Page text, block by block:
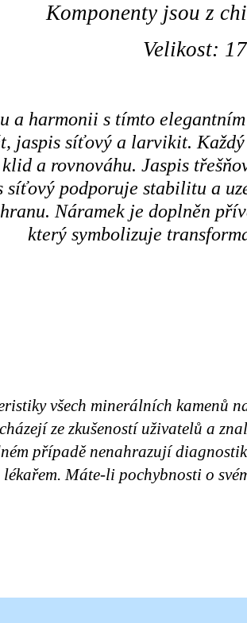
Komponenty jsou z
Velikost:
a harmonii s tímto
jaspis síťový a larvikit.
a rovnováhu. Jaspis
síťový podporuje stabilitu a
Náramek je doplněn
který symbolizuje
všech minerálních kamenů
ze zkušeností uživatelů a
případě nenahrazují
lékařem. Máte-li pochybnosti o